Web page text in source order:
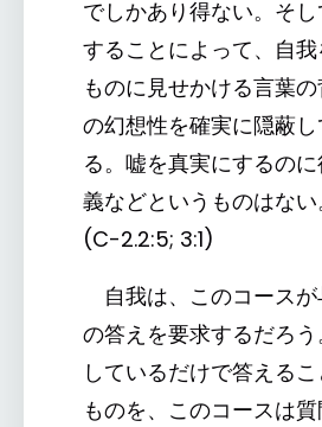
でしかあり得ない。そ
することによって、自
ものに見せかける言葉
の幻想性を確実に隠蔽
る。嘘を真実にするの
義などというものはない
(C-2.2:5; 3:1)
自我は、このコースが
の答えを要求するだろ
しているだけで答える
ものを、このコースは